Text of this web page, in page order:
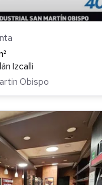
Izcalli
Obispo